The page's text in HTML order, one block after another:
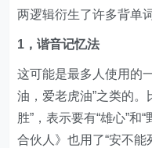
两逻辑衍生了许多背单
1，谐音记忆法
这可能是最多人使用的
油，爱老虎油”之类的。
胜”，表示要有“雄心”和
合伙人》也用了“安不能